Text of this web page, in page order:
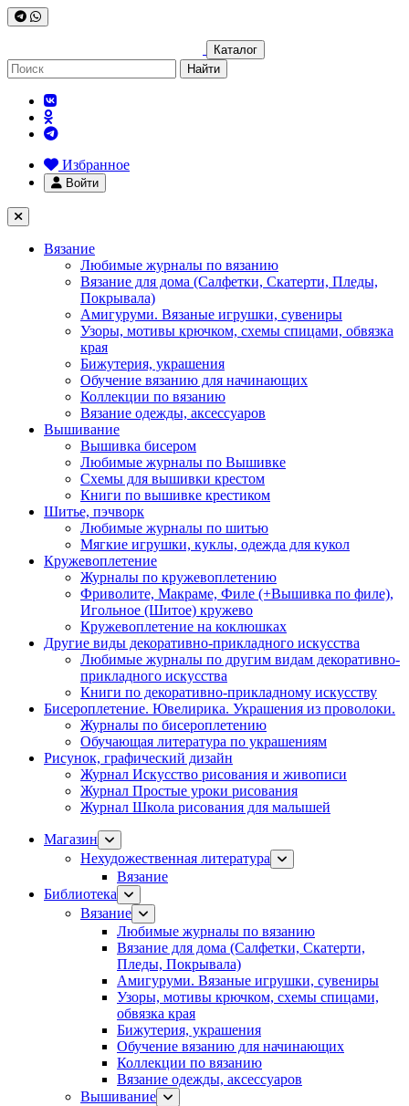
Каталог
Найти
Избранное
Войти
Вязание
Любимые журналы по вязанию
Вязание для дома (Салфетки, Скатерти, Пледы,
Покрывала)
Амигуруми. Вязаные игрушки, сувениры
Узоры, мотивы крючком, схемы спицами, обвязка
края
Бижутерия, украшения
Обучение вязанию для начинающих
Коллекции по вязанию
Вязание одежды, аксессуаров
Вышивание
Вышивка бисером
Любимые журналы по Вышивке
Схемы для вышивки крестом
Книги по вышивке крестиком
Шитье, пэчворк
Любимые журналы по шитью
Мягкие игрушки, куклы, одежда для кукол
Кружевоплетение
Журналы по кружевоплетению
Фриволите, Макраме, Филе (+Вышивка по филе),
Игольное (Шитое) кружево
Кружевоплетение на коклюшках
Другие виды декоративно-прикладного искусства
Любимые журналы по другим видам декоративно-
прикладного искусства
Книги по декоративно-прикладному искусству
Бисероплетение. Ювелирика. Украшения из проволоки.
Журналы по бисероплетению
Обучающая литература по украшениям
Рисунок, графический дизайн
Журнал Искусство рисования и живописи
Журнал Простые уроки рисования
Журнал Школа рисования для малышей
Магазин
Нехудожественная литература
Вязание
Библиотека
Вязание
Любимые журналы по вязанию
Вязание для дома (Салфетки, Скатерти,
Пледы, Покрывала)
Амигуруми. Вязаные игрушки, сувениры
Узоры, мотивы крючком, схемы спицами,
обвязка края
Бижутерия, украшения
Обучение вязанию для начинающих
Коллекции по вязанию
Вязание одежды, аксессуаров
Вышивание